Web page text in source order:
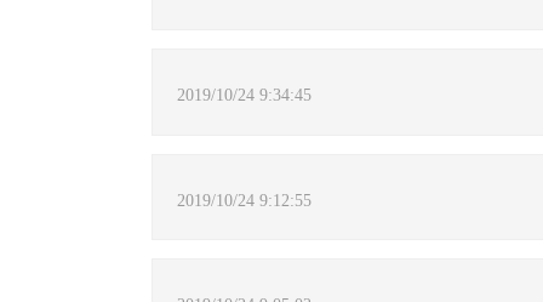
2019/10/24 9:34:45
2019/10/24 9:12:55